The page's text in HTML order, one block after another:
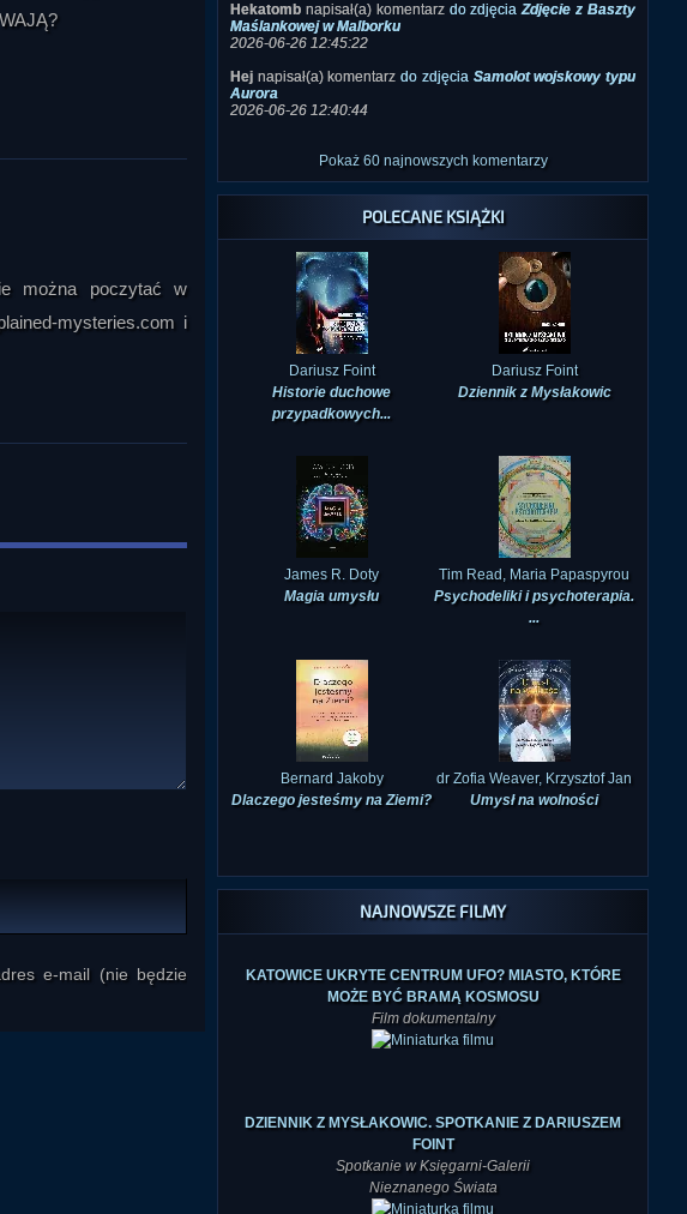
można poczytać w
mysteries.com i
e-mail (nie będzie
Hekatomb napisał(a) komentarz do zdjęciaZdjęcie z Baszty
Maślankowej w Malborku
2026-06-26 12:45:22
Hej napisał(a) komentarzdo zdjęcia Samolot wojskowy typu
Aurora
2026-06-26 12:40:44
Pokaż 60 najnowszych komentarzy
POLECANE KSIĄŻKI
Dariusz Foint
Historie duchowe
przypadkowych...
Dariusz Foint
Dziennik z Mysłakowic
James R. Doty
Magia umysłu
Tim Read, Maria Papaspyrou
Psychodeliki i psychoterapia.
...
Bernard Jakoby
Dlaczego jesteśmy na Ziemi?
dr Zofia Weaver, Krzysztof Jan
Umysł na wolności
NAJNOWSZE FILMY
KATOWICE UKRYTE CENTRUM UFO? MIASTO, KTÓRE
MOŻE BYĆ BRAMĄ KOSMOSU
Film dokumentalny
DZIENNIK Z MYSŁAKOWIC. SPOTKANIE Z DARIUSZEM
FOINT
Spotkanie w Księgarni-Galerii
Nieznanego Świata